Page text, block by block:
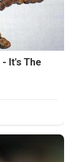
- It's The